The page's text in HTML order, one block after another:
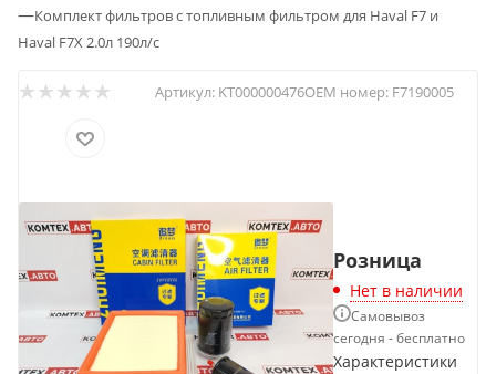
—Комплект фильтров с топливным фильтром для Haval F7 и
Haval F7X 2.0л 190л/с
Артикул: KT000000476OEM номер: F7190005
Розница
Нет в наличии
Самовывоз
сегодня - бесплатно
Характеристики